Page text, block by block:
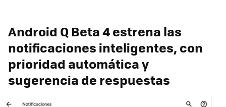
Android Q Beta 4 estrena las
notificaciones inteligentes, con
prioridad automática y
sugerencia de respuestas